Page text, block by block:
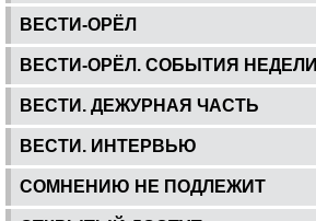
ВЕСТИ-ОРЁЛ
ВЕСТИ-ОРЁЛ. СОБЫТИЯ НЕДЕЛИ
ВЕСТИ. ДЕЖУРНАЯ ЧАСТЬ
ВЕСТИ. ИНТЕРВЬЮ
СОМНЕНИЮ НЕ ПОДЛЕЖИТ